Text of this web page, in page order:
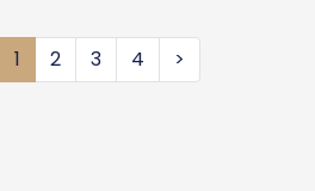
1 2 3 4 >